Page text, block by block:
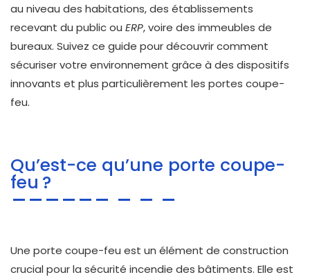
au niveau des habitations, des établissements
recevant du public ou ERP, voire des immeubles de
bureaux. Suivez ce guide pour découvrir comment
sécuriser votre environnement grâce à des dispositifs
innovants et plus particulièrement les portes coupe-
feu.
Qu’est-ce qu’une porte coupe-
feu ?
Une porte coupe-feu est un élément de construction
crucial pour la sécurité incendie des bâtiments. Elle est